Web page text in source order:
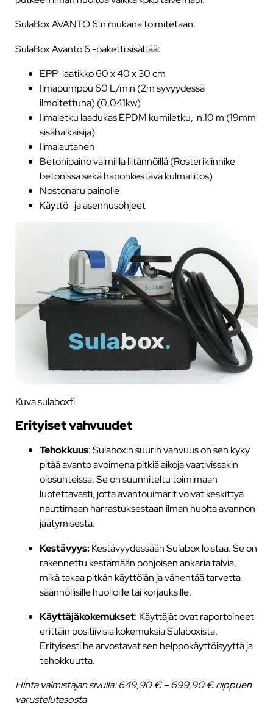
SulaBox AVANTO 6:n mukana toimitetaan:
SulaBox Avanto 6 -paketti sisältää:
EPP-laatikko 60 x 40 x 30 cm
Ilmapumppu 60 L/min (2m syvyydessä
ilmoitettuna) (0,041kw)
Ilmaletku laadukas EPDM kumiletku, n.10 m (19mm
sisähalkaisija)
Ilmalautanen
Betonipaino valmiilla liitännöillä (Rosterikiinnike
betonissa sekä haponkestävä kulmaliitos)
Nostonaru painolle
Käyttö- ja asennusohjeet
Kuva sulaboxfi
Erityiset vahvuudet
Tehokkuus: Sulaboxin suurin vahvuus on sen kyky
pitää avanto avoimena pitkiä aikoja vaativissakin
olosuhteissa. Se on suunniteltu toimimaan
luotettavasti, jotta avantouimarit voivat keskittyä
nauttimaan harrastuksestaan ilman huolta avannon
jäätymisestä.
Kestävyys:Kestävyydessään Sulabox loistaa. Se on
rakennettu kestämään pohjoisen ankaria talvia,
mikä takaa pitkän käyttöiän ja vähentää tarvetta
säännöllisille huolloille tai korjauksille.
Käyttäjäkokemukset: Käyttäjät ovat raportoineet
erittäin positiivisia kokemuksia Sulaboxista.
Erityisesti he arvostavat sen helppokäyttöisyyttä ja
tehokkuutta.
Hinta valmistajan sivulla: 649,90 € – 699,90 €riippuen
varustelutasosta